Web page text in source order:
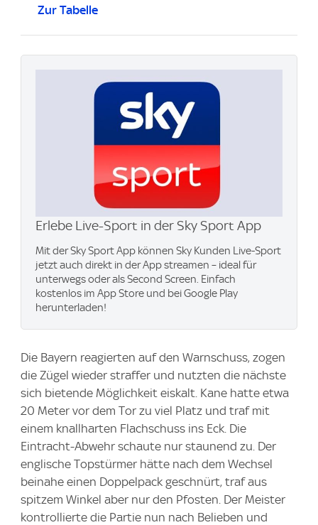
Zur Tabelle
Erlebe Live-Sport in der Sky Sport App
Mit der Sky Sport App können Sky Kunden Live-Sport
jetzt auch direkt in der App streamen – ideal für
unterwegs oder als Second Screen. Einfach
kostenlos im App Store und bei Google Play
herunterladen!
Die Bayern reagierten auf den Warnschuss, zogen
die Zügel wieder straffer und nutzten die nächste
sich bietende Möglichkeit eiskalt. Kane hatte etwa
20 Meter vor dem Tor zu viel Platz und traf mit
einem knallharten Flachschuss ins Eck. Die
Eintracht-Abwehr schaute nur staunend zu. Der
englische Topstürmer hätte nach dem Wechsel
beinahe einen Doppelpack geschnürt, traf aus
spitzem Winkel aber nur den Pfosten. Der Meister
kontrollierte die Partie nun nach Belieben und